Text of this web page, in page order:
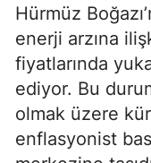
Hürmüz
enerji arzına
fiyatlarında
ediyor. Bu
olmak üzere
enflasyonist